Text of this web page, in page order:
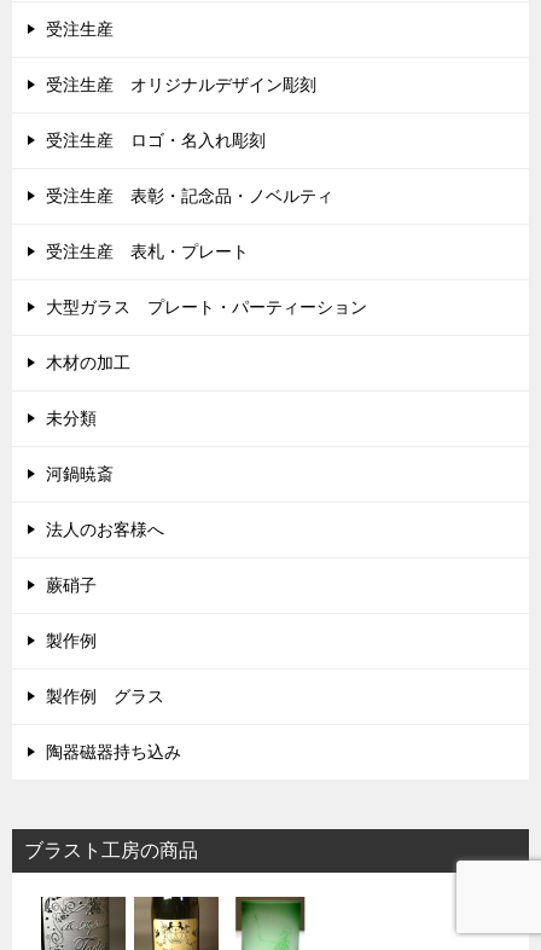
受注生産
受注生産 オリジナルデザイン彫刻
受注生産 ロゴ・名入れ彫刻
受注生産 表彰・記念品・ノベルティ
受注生産 表札・プレート
大型ガラス プレート・パーティーション
木材の加工
未分類
河鍋暁斎
法人のお客様へ
蕨硝子
製作例
製作例 グラス
陶器磁器持ち込み
ブラスト工房の商品